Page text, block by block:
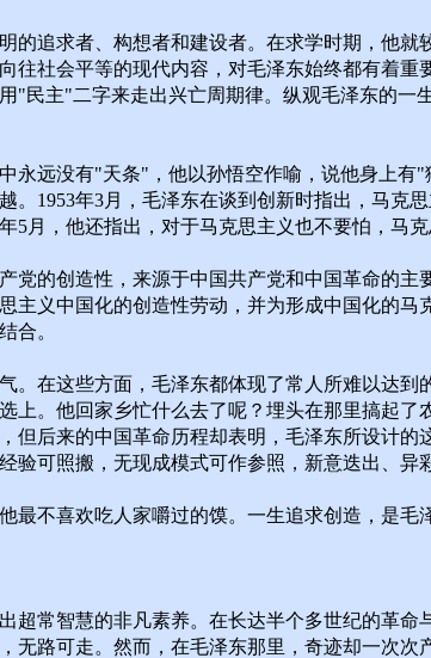
的追求者、构想者和建设者。在求学时期，他
往社会平等的现代内容，对毛泽东始终都有着
"民主"二字来走出兴亡周期律。纵观毛泽东的
永远没有"天条"，他以孙悟空作喻，说他身上
1953年3月，毛泽东在谈到创新时指出，马克
月，他还指出，对于马克思主义也不要怕，马克
党的创造性，来源于中国共产党和中国革命的
主义中国化的创造性劳动，并为形成中国化的
合。
。在这些方面，毛泽东都体现了常人所难以达
上。他回家乡忙什么去了呢？埋头在那里搞起
但后来的中国革命历程却表明，毛泽东所设计
可照搬，无现成模式可作参照，新意迭出、异
不喜欢吃人家嚼过的馍。一生追求创造，是毛
超常智慧的非凡素养。在长达半个多世纪的革
无路可走。然而，在毛泽东那里，奇迹却一次